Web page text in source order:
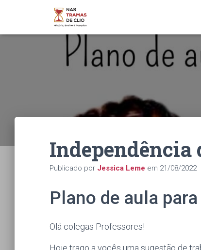
Independência
Publicado por Jessica Leme em 21/08/2022
Plano de aula
Olá colegas Professores!
Hoje trago a vocês uma sugestão de